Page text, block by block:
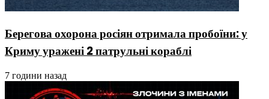
Берегова охорона росіян отримала пробоїни: у
Криму уражені 2 патрульні кораблі
7 години назад